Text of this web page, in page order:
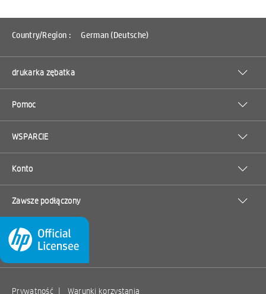
Country/Region : German (Deutsche)
drukarka zębatka
Pomoc
WSPARCIE
Konto
Zawsze podłączony
Prywatność | Warunki korzystania